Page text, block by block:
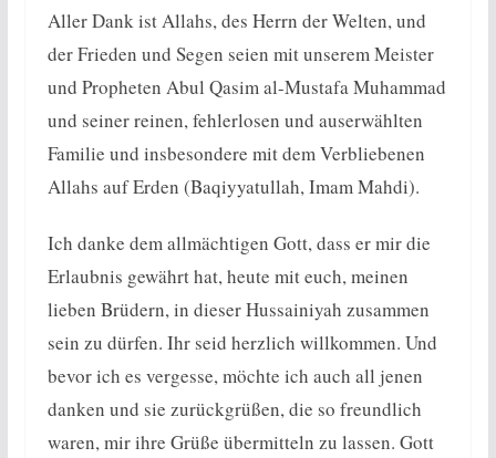
Aller Dank ist Allahs, des Herrn der Welten, und
der Frieden und Segen seien mit unserem Meister
und Propheten Abul Qasim al-Mustafa Muhammad
und seiner reinen, fehlerlosen und auserwählten
Familie und insbesondere mit dem Verbliebenen
Allahs auf Erden (Baqiyyatullah, Imam Mahdi).
Ich danke dem allmächtigen Gott, dass er mir die
Erlaubnis gewährt hat, heute mit euch, meinen
lieben Brüdern, in dieser Hussainiyah zusammen
sein zu dürfen. Ihr seid herzlich willkommen. Und
bevor ich es vergesse, möchte ich auch all jenen
danken und sie zurückgrüßen, die so freundlich
waren, mir ihre Grüße übermitteln zu lassen. Gott